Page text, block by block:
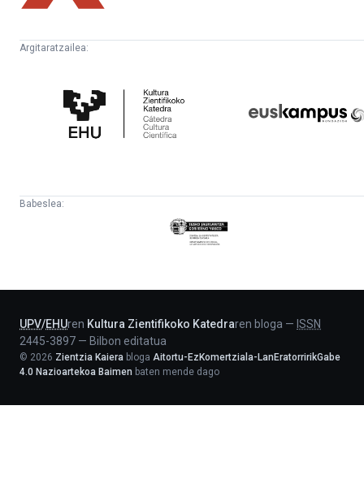
Argitaratzailea:
Zientifikoko
Katedra
Babeslea:
Eusko
Jaurlaritza
UPV/EHUren Kultura Zientifikoko Katedraren bloga — ISSN
2445-3897 — Bilbon editatua
© 2026 Zientzia Kaiera bloga Aitortu-EzKomertziala-LanEratorririkGabe
4.0 Nazioartekoa Baimen baten mende dago